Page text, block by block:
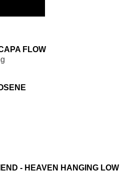
FLOW
- HEAVEN HANGING LOW